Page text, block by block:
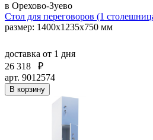
в Орехово-Зуево
Стол для переговоров (1
размер: 1400х1235х750 мм
доставка от 1 дня
26 318
₽
арт. 9012574
В корзину